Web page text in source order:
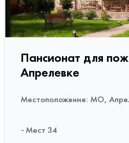
Пансионат для
Апрелевке
Местоположение: МО,
Мест 34